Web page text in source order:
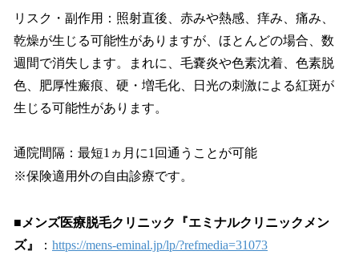
リスク・副作用：照射直後、赤みや熱感、痒み、痛み、
乾燥が生じる可能性がありますが、ほとんどの場合、数
週間で消失します。まれに、毛嚢炎や色素沈着、色素脱
色、肥厚性瘢痕、硬・増毛化、日光の刺激による紅斑が
生じる可能性があります。
通院間隔：最短1ヵ月に1回通うことが可能
※保険適用外の自由診療です。
■メンズ医療脱毛クリニック『エミナルクリニックメン
ズ』
： https://mens-eminal.jp/lp/?refmedia=31073